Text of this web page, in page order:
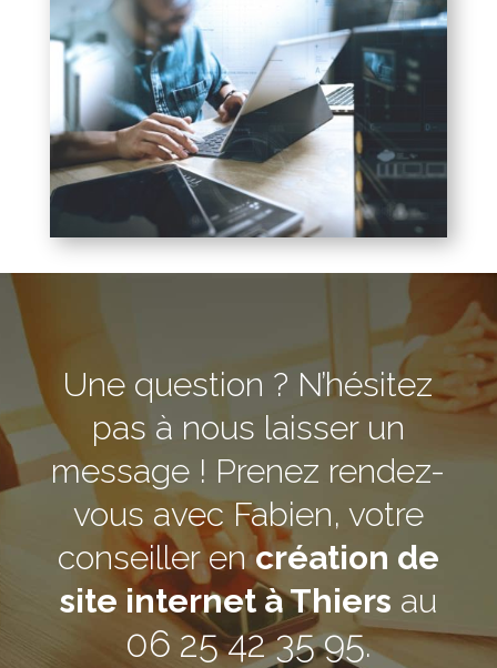
Une question ? N’hésitez
pas à nous laisser un
message ! Prenez rendez-
vous avec Fabien, votre
conseiller encréation de
site internet à Thiers au
06 25 42 35 95.